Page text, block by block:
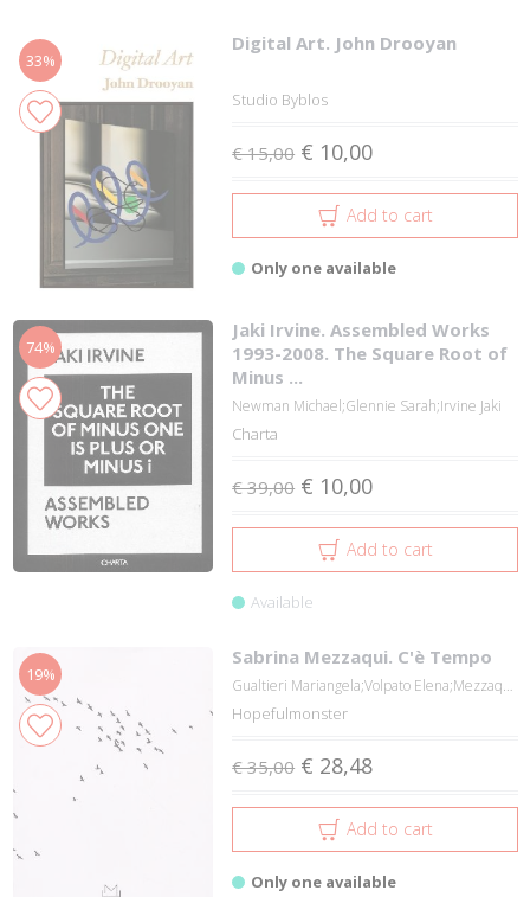
33%
Digital Art. John Drooyan
Studio Byblos
€ 15,00 € 10,00
Add to cart
Only one available
74%
Jaki Irvine. Assembled Works
1993-2008. The Square Root of
Minus ...
Newman Michael;Glennie Sarah;Irvine Jaki
Charta
€ 39,00 € 10,00
Add to cart
Available
19%
Sabrina Mezzaqui. C'è Tempo
Gualtieri Mariangela;Volpato Elena;Mezzaqu...
Hopefulmonster
€ 35,00 € 28,48
Add to cart
Only one available